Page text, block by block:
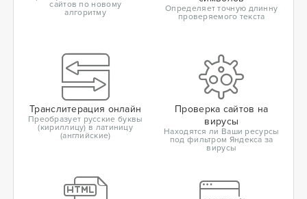
сайтов по новому
алгоритму
Определяет точную длинну
проверяемого текста
Транслитерация онлайн
Преобразует русские буквы
(кириллицу) в латиницу
(английские)
Проверка сайтов на
вирусы
Находятся ли Ваши ресурсы
под фильтром Яндекса за
вирусы